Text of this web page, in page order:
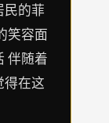
民的菲
笑容面
伴随着
得在这